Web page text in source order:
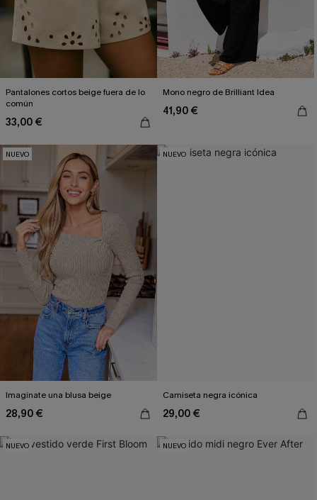
Pantalones cortos beige fuera de lo
común
33,00 €
Mono negro de Brilliant Idea
41,90 €
NUEVO
Imagínate una blusa beige
28,90 €
NUEVO
Camiseta negra icónica
29,00 €
NUEVO NUEVO